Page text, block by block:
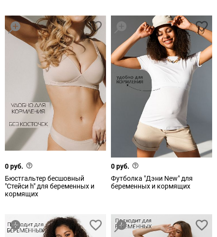
0 руб.
Бюстгальтер бесшовный
"Стейси h" для беременных и
кормящих
0 руб.
Футболка "Дэни New" для
беременных и кормящих